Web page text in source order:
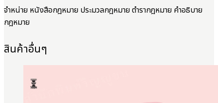
จำหน่าย หนังสือกฎหมาย ประมวลกฎหมาย ตำรากฎหมาย คำอธิบาย
กฎหมาย
สินค้าอื่นๆ